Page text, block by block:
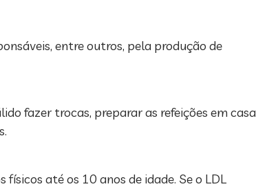
entre outros, pela produção de
fazer trocas, preparar as refeições em casa
até os 10 anos de idade. Se o LDL